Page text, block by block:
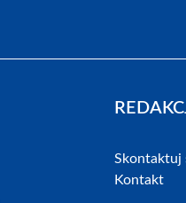
Skontaktuj
Kontakt